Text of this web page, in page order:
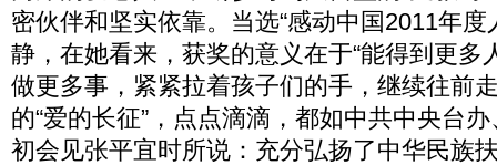
密伙伴和坚实依靠。当选“感动中国2011年度
静，在她看来，获奖的意义在于“能得到更多
做更多事，紧紧拉着孩子们的手，继续往前
的“爱的长征”，点点滴滴，都如中共中央台
初会见张平宜时所说：充分弘扬了中华民族